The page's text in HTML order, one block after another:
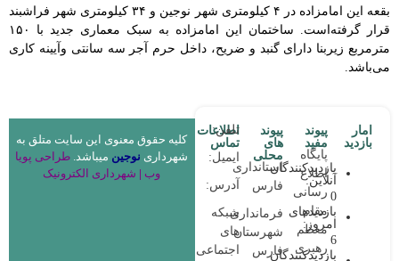
بقعه این امامزاده در ۴ کیلومتری شهر نوجین و ۳۴ کیلومتری شهر فراشبند
قرار گرفته‌است. ساختمان این امامزاده به سبک معماری جدید با ۱۵۰
مترمربع زیربنا دارای گنبد و ضریح، داخل حرم آجر سه سانتی وآیینه کاری
می‌باشد.
امار
بازدید
بازدیدکنندگان
آنلاین:
0
بازدیدهای
امروز:
6
بازدیدکنندگان
پیوند
مفید
پایگاه
اطلاع
رسانی
مقام
معظم
رهبری
پیوند
های
محلی
استانداری
فارس
فرمانداری
شهرستان
فارس
اطلاعات
تماس
تلفن:
ایمیل:
آدرس:
شبکه
های
اجتماعی:
کلیه حقوق معنوی این سایت متلق به
شهرداری نوجین میباشد. طراحی پویا
وب | شهرداری الکترونیک